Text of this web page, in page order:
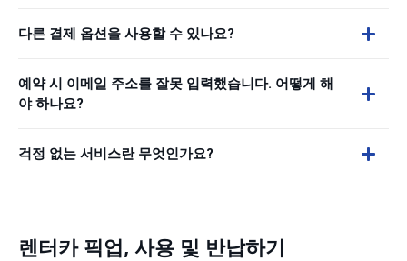
다른 결제 옵션을 사용할 수 있나요?
예약 시 이메일 주소를 잘못 입력했습니다. 어떻게 해
야 하나요?
걱정 없는 서비스란 무엇인가요?
렌터카 픽업, 사용 및 반납하기